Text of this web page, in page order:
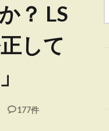
？ LS
して
177件